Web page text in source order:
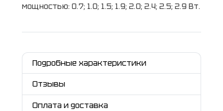
мощностью: 0.7; 1.0; 1.5; 1.9; 2.0; 2.4; 2.5; 2.9 Вт.
Подробные характеристики
Отзывы
Оплата и доставка